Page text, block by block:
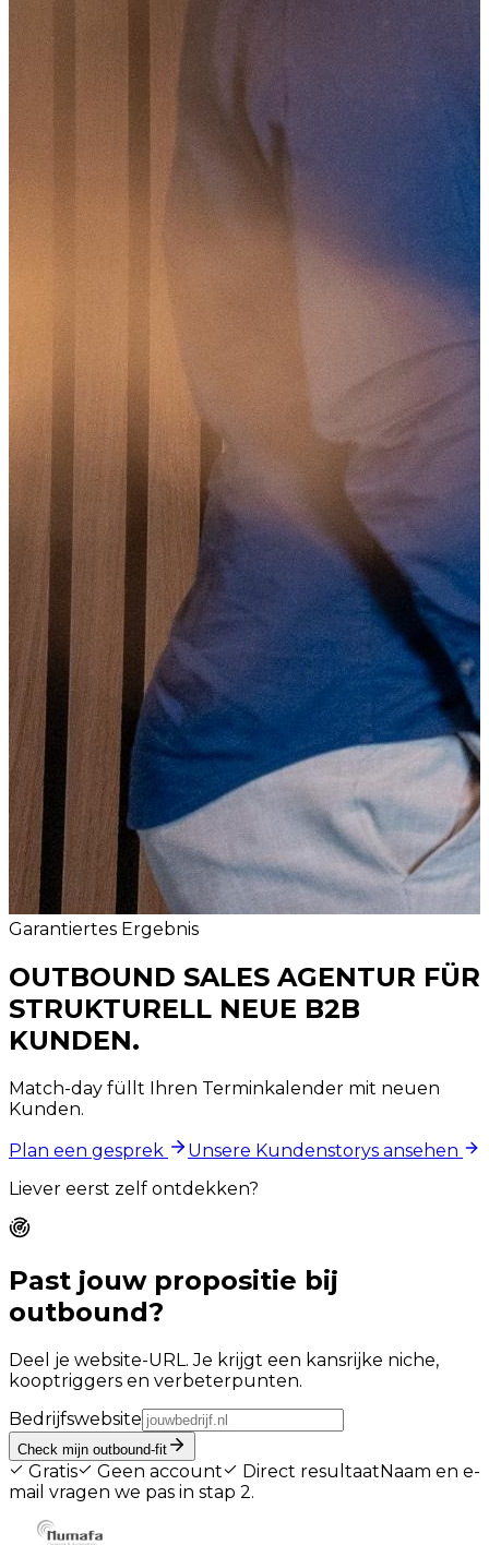
Garantiertes Ergebnis
OUTBOUND SALES AGENTUR FÜR
STRUKTURELL NEUE B2B
KUNDEN.
Match-day füllt Ihren Terminkalender mit neuen
Kunden.
Plan een gesprek
Unsere Kundenstorys ansehen
Liever eerst zelf ontdekken?
Past jouw propositie bij
outbound?
Deel je website-URL. Je krijgt een kansrijke niche,
kooptriggers en verbeterpunten.
Bedrijfswebsite
Check mijn outbound-fit
Gratis Geen account Direct resultaatNaam en e-
mail vragen we pas in stap 2.